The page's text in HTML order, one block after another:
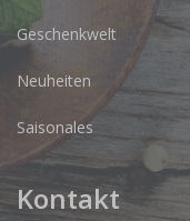
Geschenkwelt
Neuheiten
Saisonales
Kontakt